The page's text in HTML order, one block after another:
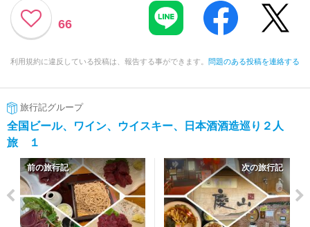
66
利用規約に違反している投稿は、報告する事ができます。 問題のある投稿を連絡する
旅行記グループ
全国ビール、ワイン、ウイスキー、日本酒酒造巡り２人
旅 １
前の旅行記 次の旅行記